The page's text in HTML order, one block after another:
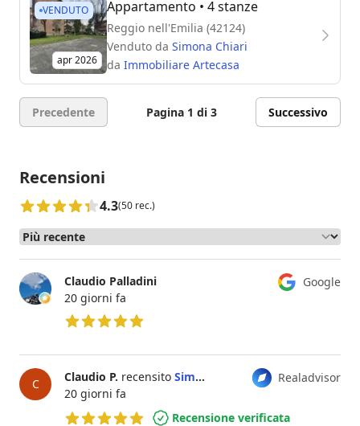
VENDUTO
apr 2026
Appartamento • 4 stanze
Reggio nell'Emilia (42124)
Venduto da Simona Chiari
da Immobiliare Artecasa
Precedente Pagina 1 di 3 Successivo
Recensioni
4.3(50 rec.)
Google
Claudio Palladini
20 giorni fa
C Realadvisor
Claudio P. recensito Simona Chiari
20 giorni fa
Recensione verificata